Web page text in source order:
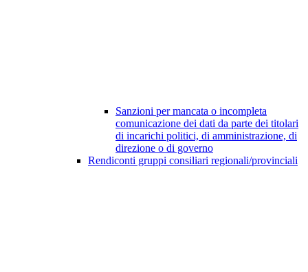
Sanzioni per mancata o incompleta
comunicazione dei dati da parte dei titolari
di incarichi politici, di amministrazione, di
direzione o di governo
Rendiconti gruppi consiliari regionali/provinciali